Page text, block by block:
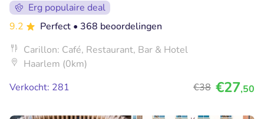
Erg populaire deal
9.2
Perfect • 368 beoordelingen
Carillon: Café, Restaurant, Bar & Hotel
Haarlem (0km)
Verkocht: 281
€38 €27,50